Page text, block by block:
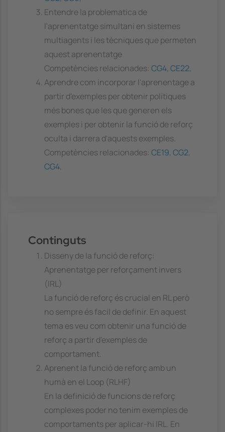
Entendre la problematica de
l'aprenentatge simultani en sistemes
multiagents i les tècniques que permeten
aquest aprenentatge
Competències relacionades: CG4, CE22,
Aprendre com incorporar l'aprenentage a
partir d'exemples per obtenir polítiques
més bones que les que generen els
exemples i per obtenir la funció de reforç
oculta i darrera d'aquests exemples.
Competències relacionades: CE19, CG2,
CG4,
Continguts
Disseny de la funció de reforç:
Aprenentatge per reforçament invers
(IRL)
La funció de reforç és crucial en RL però
no sempre és facil de definir. En aquest
tema es veu com obtenir una funció de
reforç a partir d'exemples de
comportament.
Aprenent la funció de reforç amb un
humà en el Loop (RLHF)
En la definició de funcions de reforç
complexes poder no tenim exemples de
comportaments per aplicar-hi IRL. En